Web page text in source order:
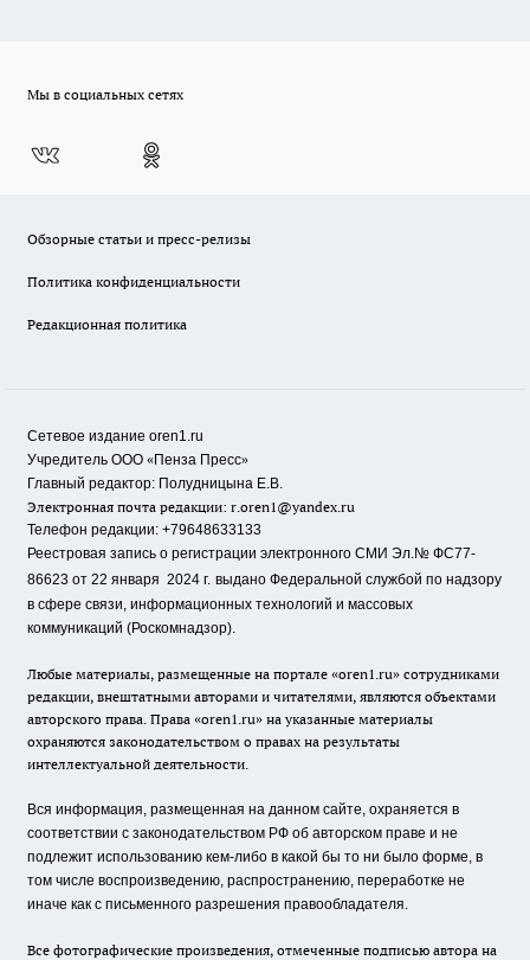
Мы в социальных сетях
Обзорные статьи и пресс-релизы
Политика конфиденциальности
Редакционная политика
Сетевое издание oren1.ru
Учредитель ООО «Пенза Пресс»
Главный редактор: Полудницына Е.В.
Электронная почта редакции: r.oren1@yandex.ru
Телефон редакции: +79648633133
Реестровая запись о регистрации электронного СМИ Эл.№ ФС77-
86623 от 22 января 2024 г. выдано Федеральной службой по надзору
в сфере связи, информационных технологий и массовых
коммуникаций (Роскомнадзор).
Любые материалы, размещенные на портале «oren1.ru» сотрудниками
редакции, внештатными авторами и читателями, являются объектами
авторского права. Права «oren1.ru» на указанные материалы
охраняются законодательством о правах на результаты
интеллектуальной деятельности.
Вся информация, размещенная на данном сайте, охраняется в
соответствии с законодательством РФ об авторском праве и не
подлежит использованию кем-либо в какой бы то ни было форме, в
том числе воспроизведению, распространению, переработке не
иначе как с письменного разрешения правообладателя.
Все фотографические произведения, отмеченные подписью автора на